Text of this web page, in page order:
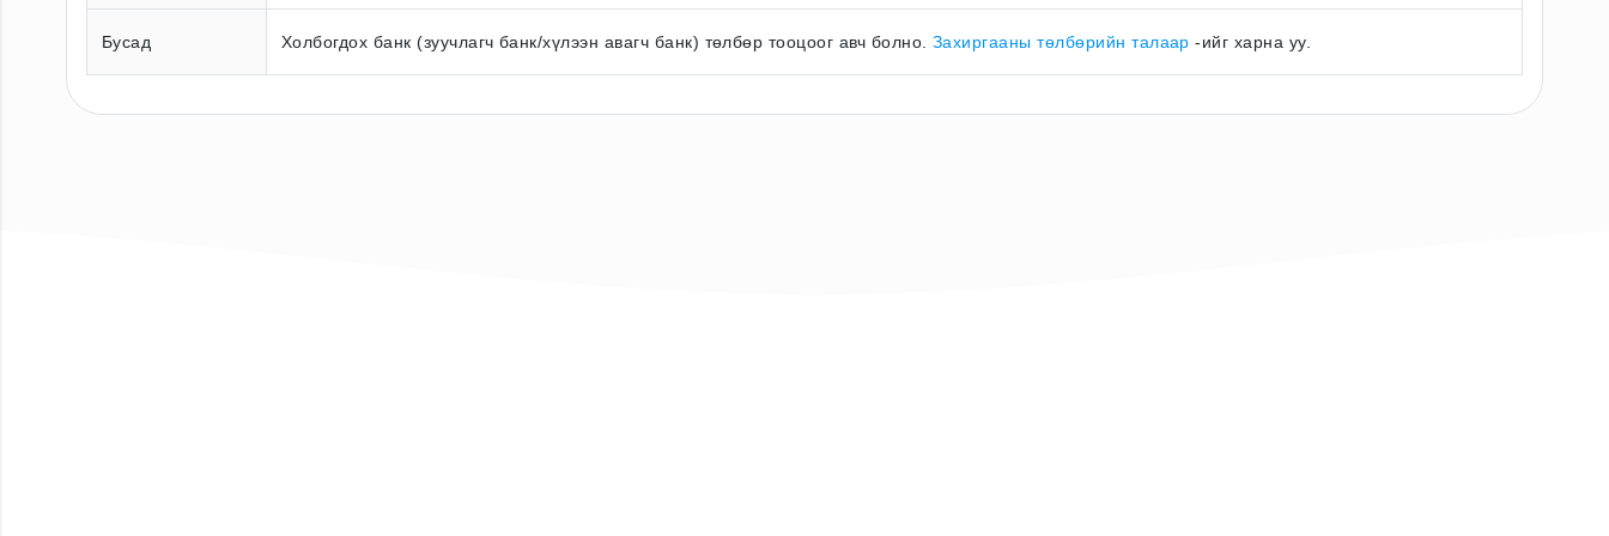
Бусад Холбогдох банк (зуучлагч банк/хүлээн авагч банк) төлбөр тооцоог авч болно. Захиргааны төлбөрийн талаар -ийг харна уу.